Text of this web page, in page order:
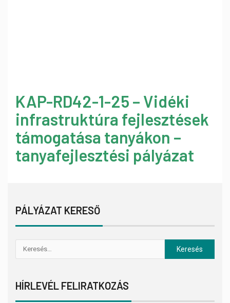
KAP-RD42-1-25 – Vidéki
infrastruktúra fejlesztések
támogatása tanyákon –
tanyafejlesztési pályázat
PÁLYÁZAT KERESŐ
HÍRLEVÉL FELIRATKOZÁS